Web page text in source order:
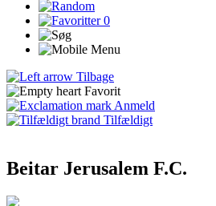
0
Tilbage
Favorit
Anmeld
Tilfældigt
Beitar Jerusalem F.C.